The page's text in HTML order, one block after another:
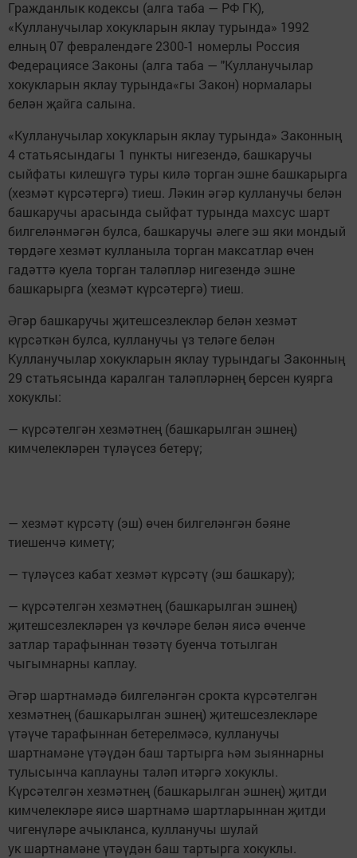
Гражданлык кодексы (алга таба — РФ ГК),
«Кулланучылар хокукларын яклау турында» 1992
елның 07 февралендәге 2300-1 номерлы Россия
Федерациясе Законы (алга таба — "Кулланучылар
хокукларын яклау турында«гы Закон) нормалары
белән җайга салына.
«Кулланучылар хокукларын яклау турында» Законның
4 статьясындагы 1 пункты нигезендә, башкаручы
сыйфаты килешүгә туры килә торган эшне башкарырга
(хезмәт күрсәтергә) тиеш. Ләкин әгәр кулланучы белән
башкаручы арасында сыйфат турында махсус шарт
билгеләнмәгән булса, башкаручы әлеге эш яки мондый
төрдәге хезмәт кулланыла торган максатлар өчен
гадәттә куела торган таләпләр нигезендә эшне
башкарырга (хезмәт күрсәтергә) тиеш.
Әгәр башкаручы җитешсезлекләр белән хезмәт
күрсәткән булса, кулланучы үз теләге белән
Кулланучылар хокукларын яклау турындагы Законның
29 статьясында каралган таләпләрнең берсен куярга
хокуклы:
— күрсәтелгән хезмәтнең (башкарылган эшнең)
кимчелекләрен түләүсез бетерү;
— хезмәт күрсәтү (эш) өчен билгеләнгән бәяне
тиешенчә киметү;
— түләүсез кабат хезмәт күрсәтү (эш башкару);
— күрсәтелгән хезмәтнең (башкарылган эшнең)
җитешсезлекләрен үз көчләре белән яисә өченче
затлар тарафыннан төзәтү буенча тотылган
чыгымнарны каплау.
Әгәр шартнамәдә билгеләнгән срокта күрсәтелгән
хезмәтнең (башкарылган эшнең) җитешсезлекләре
үтәүче тарафыннан бетерелмәсә, кулланучы
шартнамәне үтәүдән баш тартырга һәм зыяннарны
тулысынча каплауны таләп итәргә хокуклы.
Күрсәтелгән хезмәтнең (башкарылган эшнең) җитди
кимчелекләре яисә шартнамә шартларыннан җитди
чигенүләре ачыкланса, кулланучы шулай
ук шартнамәне үтәүдән баш тартырга хокуклы.